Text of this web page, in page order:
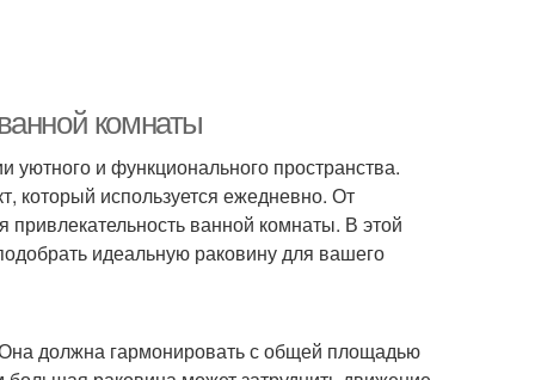
комнаты
и функционального пространства.
который используется ежедневно. От
привлекательность ванной комнаты. В этой
идеальную раковину для вашего
должна гармонировать с общей площадью